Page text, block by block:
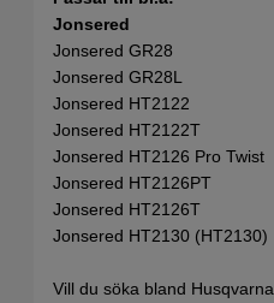
Jonsered
Jonsered GR28
Jonsered GR28L
Jonsered HT2122
Jonsered HT2122T
Jonsered HT2126 Pro Twist
Jonsered HT2126PT
Jonsered HT2126T
Jonsered HT2130 (HT2130)
Vill du söka bland